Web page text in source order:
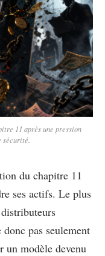
11 après une pression
sécurité.
du chapitre 11
ses actifs. Le plus
pas seulement
un modèle devenu